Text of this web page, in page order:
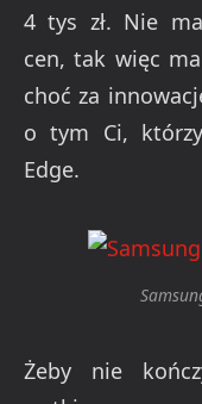
4 tys zł. Nie
cen, tak więc
choć za
o tym Ci,
Edge.
Żeby nie